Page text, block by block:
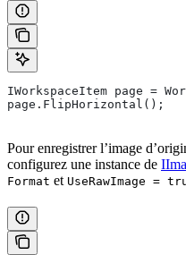
IWorkspaceItem page =
page.FlipHorizontal();
Pour enregistrer l’image
configurez une instance de
Format et UseRawImage =